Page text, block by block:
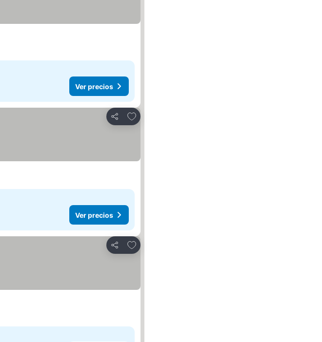
Ver precios
Compartir
Añadir a favoritos
Ver precios
Compartir
Añadir a favoritos